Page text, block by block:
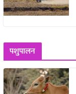
पशुपालन